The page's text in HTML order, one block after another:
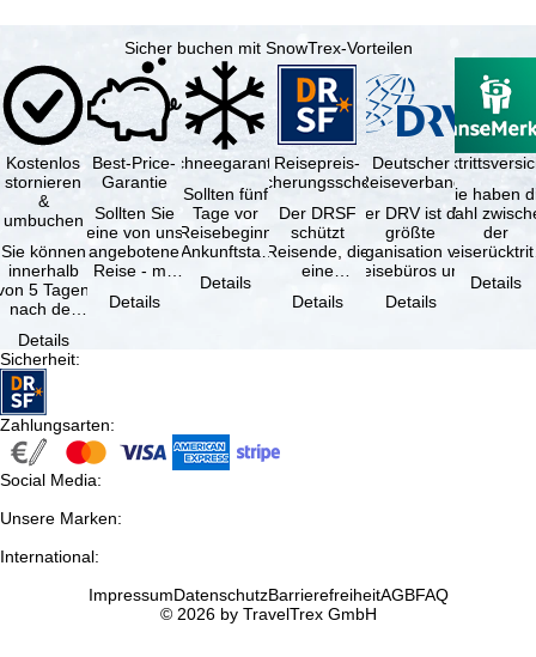
Sicher buchen mit SnowTrex-Vorteilen
Kostenlos
stornieren
&
umbuchen
Sie können
innerhalb
5 Tagen
nach der
kostenfrei
…
Details
Best-Price-
Garantie
Sollten Sie
eine von uns
angebotene
Reise - mit
Leistung und
Details
Schneegarantie
Sollten fünf
Tage vor
Reisebeginn
(Ankunftstag)
aufgrund von
Schneemangel
Details
Reisepreis-
Sicherungsschein
Der DRSF
schützt
Reisende, die
eine
oder
Details
Deutscher
Reiseverband
Der DRV ist die
größte
Organisation von
Reisebüros und
Reiseveranstaltern
in …
Details
Sie haben
Wahl
der
(inklusive
Details
Sicherheit:
Zahlungsarten:
Social Media:
Unsere Marken:
International:
ImpressumDatenschutzBarrierefreiheitAGBFAQ
© 2026 by TravelTrex GmbH